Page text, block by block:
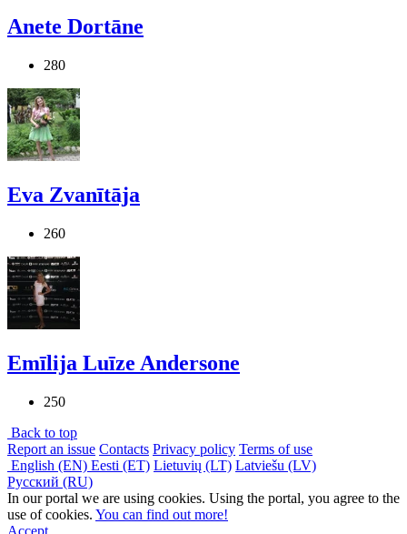
Anete Dortāne
280
Eva Zvanītāja
260
Emīlija Luīze Andersone
250
Back to top
Report an issue Contacts Privacy policy Terms of use
English (EN) Eesti (ET) Lietuvių (LT) Latviešu (LV)
Русский (RU)
In our portal we are using cookies. Using the portal, you agree to the
use of cookies. You can find out more!
Accept